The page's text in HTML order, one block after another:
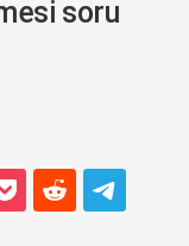
soru